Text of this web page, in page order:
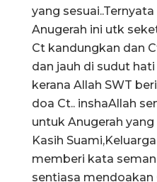
yang
Anugerah ini utk
Ct kandungkan dan
dan jauh di sudut
kerana Allah SWT
doa Ct.. inshaAllah
untuk Anugerah
Kasih
memberi kata
sentiasa mendoakan